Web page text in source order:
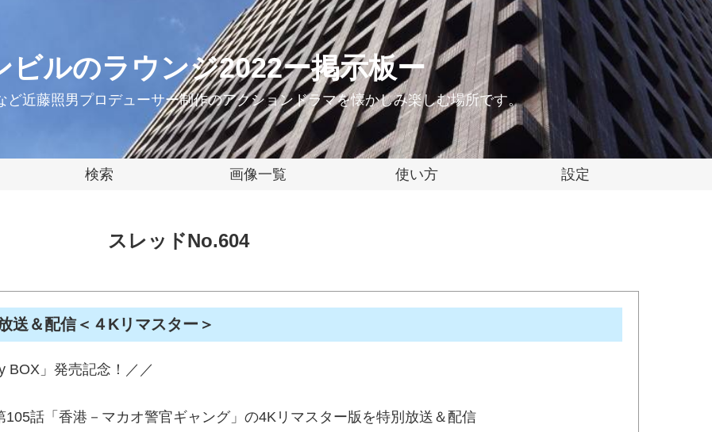
ビルのラウンジ2022ー掲示板ー
ど近藤照男プロデューサー制作のアクションドラマを懐かしみ楽しむ場所です。
検索 画像一覧 使い方 設定
スレッドNo.604
＆配信＜４Kリマスター＞
BOX」発売記念！／／
話「香港－マカオ警官ギャング」の4Kリマスター版を特別放送＆配信